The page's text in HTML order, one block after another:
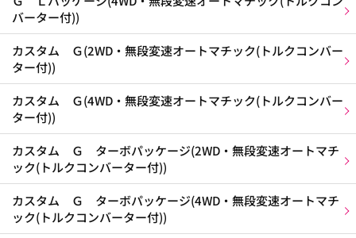
バーター付))
カスタム Ｇ(2WD・無段変速オートマチック(トルクコンバー
ター付))
カスタム Ｇ(4WD・無段変速オートマチック(トルクコンバー
ター付))
カスタム Ｇ ターボパッケージ(2WD・無段変速オートマチ
ック(トルクコンバーター付))
カスタム Ｇ ターボパッケージ(4WD・無段変速オートマチ
ック(トルクコンバーター付))